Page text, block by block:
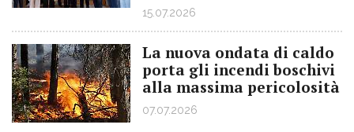
15.07.2026
La nuova ondata di caldo
porta gli incendi boschivi
alla massima pericolosità
07.07.2026